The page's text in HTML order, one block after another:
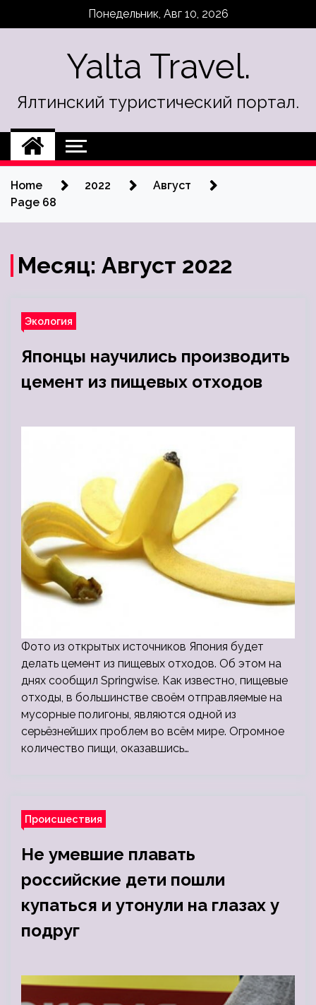
Понедельник, Авг 10, 2026
Yalta Travel.
Ялтинский туристический портал.
Home 2022
Август
Page 68
Месяц: Август 2022
Экология
Японцы научились производить
цемент из пищевых отходов
Фото из открытых источников Япония будет
делать цемент из пищевых отходов. Об этом на
днях сообщил Springwise. Как известно, пищевые
отходы, в большинстве своём отправляемые на
мусорные полигоны, являются одной из
серьёзнейших проблем во всём мире. Огромное
количество пищи, оказавшись…
Происшествия
Не умевшие плавать
российские дети пошли
купаться и утонули на глазах у
подруг